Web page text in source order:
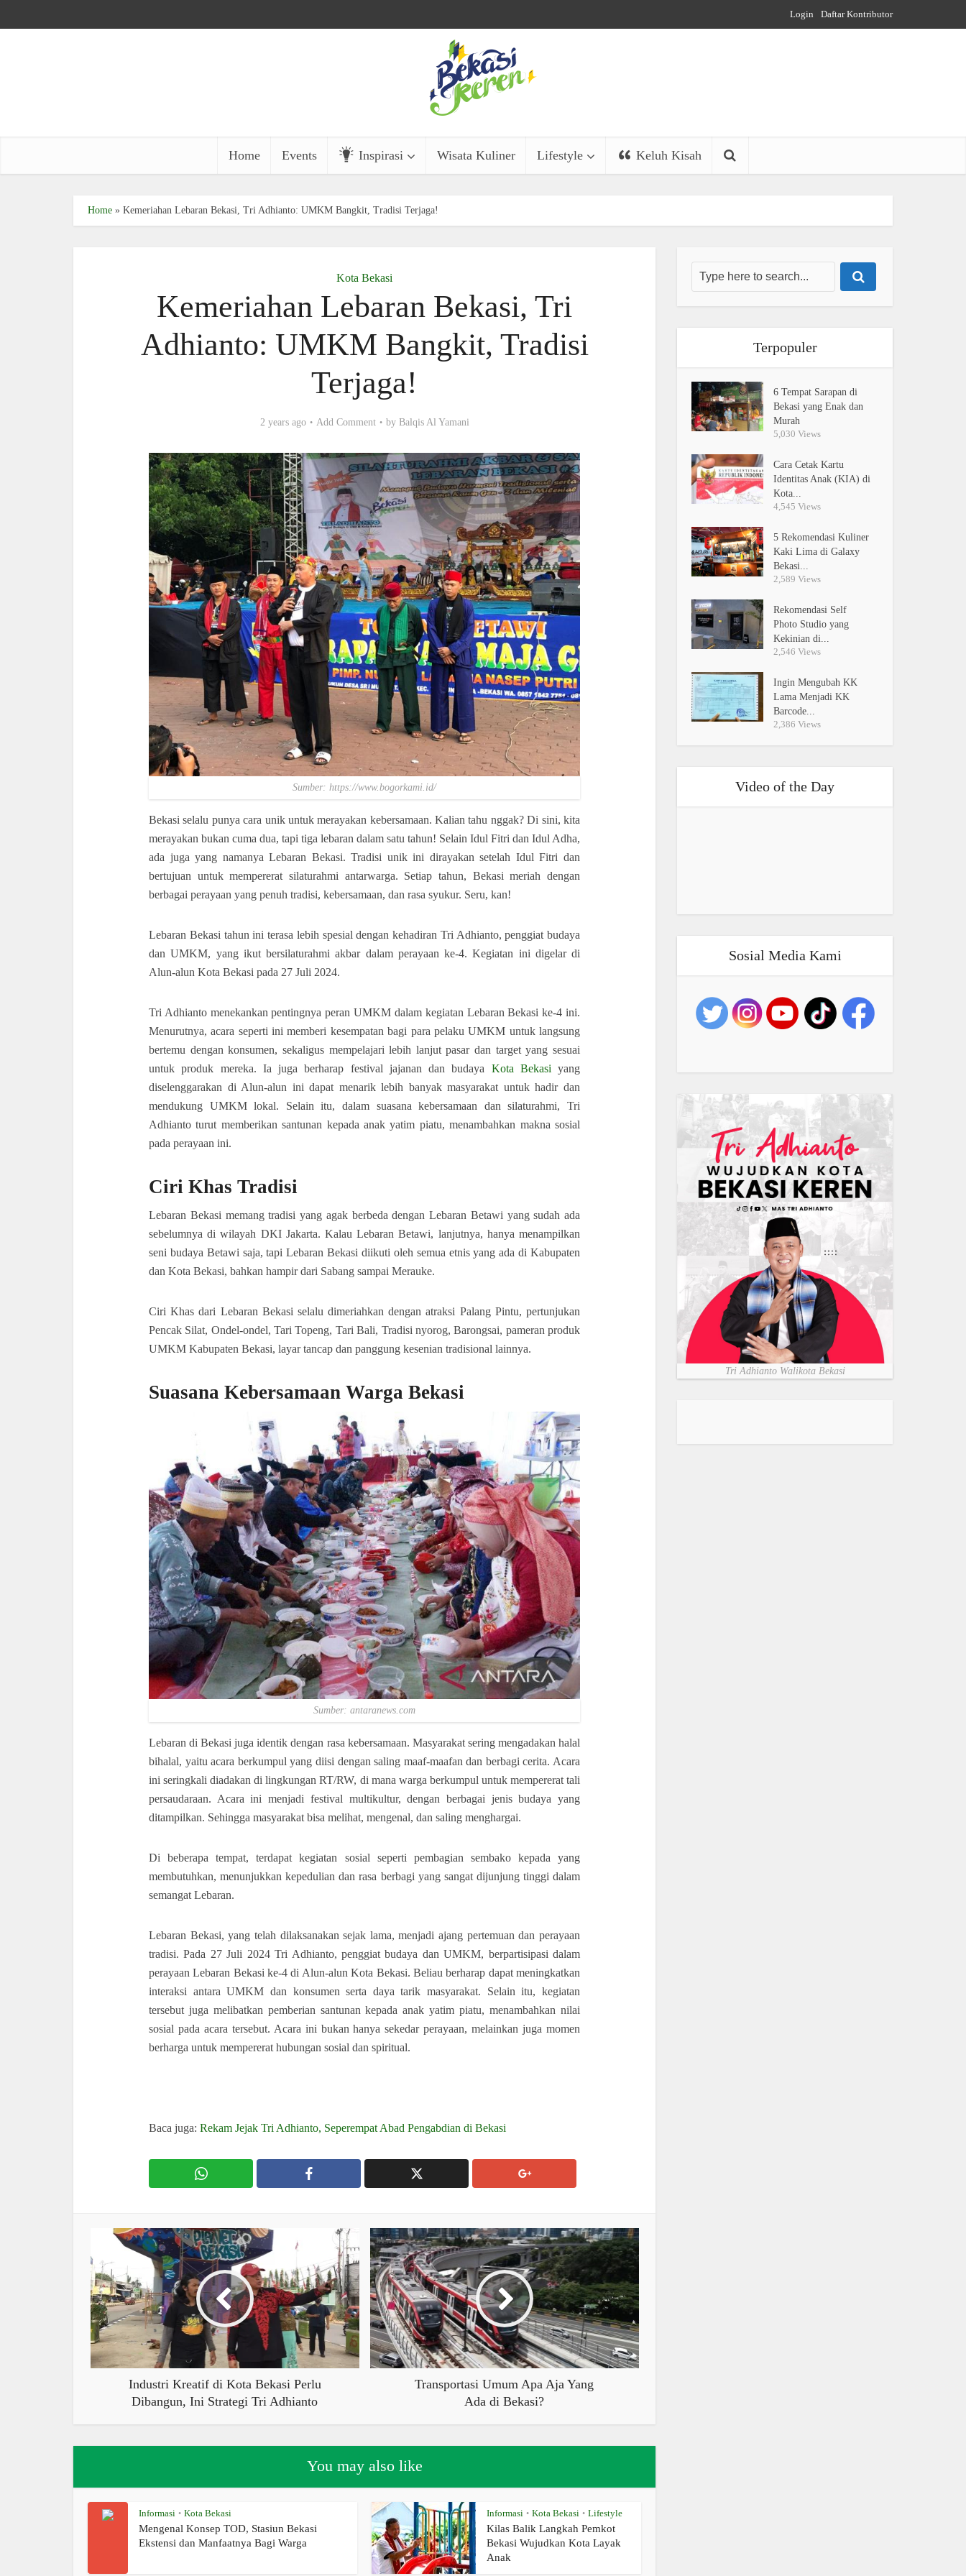
Login Daftar Kontributor
Home Events Inspirasi Wisata Kuliner Lifestyle Keluh Kisah
Home » Kemeriahan Lebaran Bekasi, Tri Adhianto: UMKM Bangkit, Tradisi Terjaga!
Kota Bekasi
Kemeriahan Lebaran Bekasi, Tri
Adhianto: UMKM Bangkit, Tradisi
Terjaga!
2 years ago Add Comment by Balqis Al Yamani
Sumber: https://www.bogorkami.id/
Bekasi selalu punya cara unik untuk merayakan kebersamaan. Kalian tahu nggak? Di sini, kita
merayakan bukan cuma dua, tapi tiga lebaran dalam satu tahun! Selain Idul Fitri dan Idul Adha,
ada juga yang namanya Lebaran Bekasi. Tradisi unik ini dirayakan setelah Idul Fitri dan
bertujuan untuk mempererat silaturahmi antarwarga. Setiap tahun, Bekasi meriah dengan
berbagai perayaan yang penuh tradisi, kebersamaan, dan rasa syukur. Seru, kan!
Lebaran Bekasi tahun ini terasa lebih spesial dengan kehadiran Tri Adhianto, penggiat budaya
dan UMKM, yang ikut bersilaturahmi akbar dalam perayaan ke-4.Kegiatan ini digelar di
Alun-alun Kota Bekasi pada 27 Juli 2024.
Tri Adhianto menekankan pentingnya peran UMKM dalam kegiatan Lebaran Bekasi ke-4 ini.
Menurutnya, acara seperti ini memberi kesempatan bagi para pelaku UMKM untuk langsung
bertemu dengan konsumen, sekaligus mempelajari lebih lanjut pasar dan target yang sesuai
untuk produk mereka. Ia juga berharap festival jajanan dan budaya Kota Bekasi yang
diselenggarakan di Alun-alun ini dapat menarik lebih banyak masyarakat untuk hadir dan
mendukung UMKM lokal. Selain itu, dalam suasana kebersamaan dan silaturahmi, Tri
Adhianto turut memberikan santunan kepada anak yatim piatu, menambahkan makna sosial
pada perayaan ini.
Ciri Khas Tradisi
Lebaran Bekasi memang tradisi yang agak berbeda dengan Lebaran Betawi yang sudah ada
sebelumnya di wilayah DKI Jakarta. Kalau Lebaran Betawi, lanjutnya, hanya menampilkan
seni budaya Betawi saja, tapi Lebaran Bekasi diikuti oleh semua etnis yang ada di Kabupaten
dan Kota Bekasi, bahkan hampir dari Sabang sampai Merauke.
Ciri Khas dari Lebaran Bekasi selalu dimeriahkan dengan atraksi Palang Pintu, pertunjukan
Pencak Silat, Ondel-ondel, Tari Topeng, Tari Bali, Tradisi nyorog, Barongsai, pameran produk
UMKM Kabupaten Bekasi, layar tancap dan panggung kesenian tradisional lainnya.
Suasana Kebersamaan Warga Bekasi
Sumber: antaranews.com
Lebaran di Bekasi juga identik dengan rasa kebersamaan. Masyarakat sering mengadakan halal
bihalal, yaitu acara berkumpul yang diisi dengan saling maaf-maafan dan berbagi cerita. Acara
ini seringkali diadakan di lingkungan RT/RW, di mana warga berkumpul untuk mempererat tali
persaudaraan. Acara ini menjadi festival multikultur, dengan berbagai jenis budaya yang
ditampilkan. Sehingga masyarakat bisa melihat, mengenal, dan saling menghargai.
Di beberapa tempat, terdapat kegiatan sosial seperti pembagian sembako kepada yang
membutuhkan, menunjukkan kepedulian dan rasa berbagi yang sangat dijunjung tinggi dalam
semangat Lebaran.
Lebaran Bekasi, yang telah dilaksanakan sejak lama, menjadi ajang pertemuan dan perayaan
tradisi. Pada 27 Juli 2024 Tri Adhianto, penggiat budaya dan UMKM, berpartisipasi dalam
perayaan Lebaran Bekasi ke-4 di Alun-alun Kota Bekasi. Beliau berharap dapat meningkatkan
interaksi antara UMKM dan konsumen serta daya tarik masyarakat. Selain itu, kegiatan
tersebut juga melibatkan pemberian santunan kepada anak yatim piatu, menambahkan nilai
sosial pada acara tersebut. Acara ini bukan hanya sekedar perayaan, melainkan juga momen
berharga untuk mempererat hubungan sosial dan spiritual.
Baca juga: Rekam Jejak Tri Adhianto, Seperempat Abad Pengabdian di Bekasi
Industri Kreatif di Kota Bekasi Perlu
Dibangun, Ini Strategi Tri Adhianto
Transportasi Umum Apa Aja Yang
Ada di Bekasi?
You may also like
Informasi • Kota Bekasi
Mengenal Konsep TOD, Stasiun Bekasi
Ekstensi dan Manfaatnya Bagi Warga
Informasi • Kota Bekasi • Lifestyle
Kilas Balik Langkah Pemkot
Bekasi Wujudkan Kota Layak
Anak
Terpopuler
6 Tempat Sarapan di
Bekasi yang Enak dan
Murah
5,030 Views
Cara Cetak Kartu
Identitas Anak (KIA) di
Kota...
4,545 Views
5 Rekomendasi Kuliner
Kaki Lima di Galaxy
Bekasi...
2,589 Views
Rekomendasi Self
Photo Studio yang
Kekinian di...
2,546 Views
Ingin Mengubah KK
Lama Menjadi KK
Barcode...
2,386 Views
Video of the Day
Sosial Media Kami
Tri Adhianto Walikota Bekasi